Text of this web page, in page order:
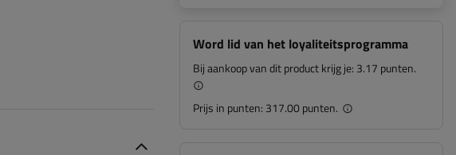
Word lid van het loyaliteitsprogramma
Bij aankoop van dit product krijg je: 3.17 punten.
Prijs in punten: 317.00 punten.